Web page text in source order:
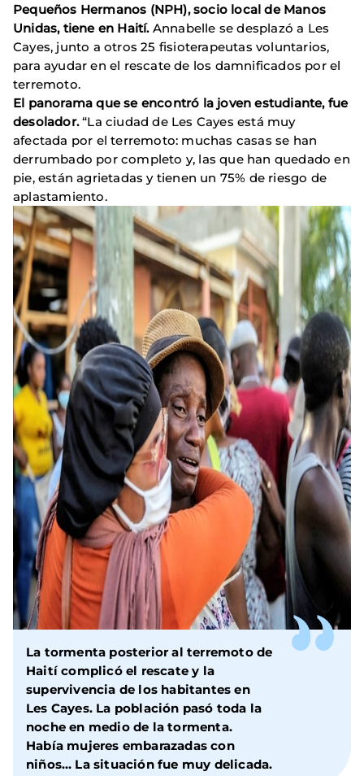
Pequeños Hermanos (NPH), socio local de Manos
Unidas, tiene en Haití. Annabelle se desplazó a Les
Cayes, junto a otros 25 fisioterapeutas voluntarios,
para ayudar en el rescate de los damnificados por el
terremoto.
El panorama que se encontró la joven estudiante, fue
desolador.“La ciudad de Les Cayes está muy
afectada por el terremoto: muchas casas se han
derrumbado por completo y, las que han quedado en
pie, están agrietadas y tienen un 75% de riesgo de
aplastamiento.
La tormenta posterior al terremoto de
Haití complicó el rescate y la
supervivencia de los habitantes en
Les Cayes. La población pasó toda la
noche en medio de la tormenta.
Había mujeres embarazadas con
niños… La situación fue muy delicada.